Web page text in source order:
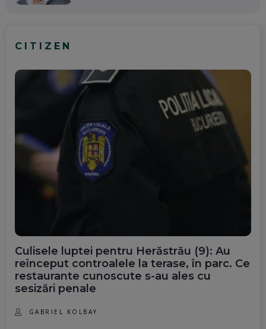
CITIZEN
Culisele luptei pentru Herăstrău (9): Au
reînceput controalele la terase, în parc. Ce
restaurante cunoscute s-au ales cu
sesizări penale
GABRIEL KOLBAY